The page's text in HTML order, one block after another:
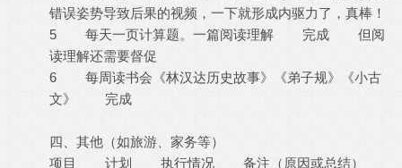
错误姿势导致后果的视频，一下就形成内驱力了，真棒！
5 每天一页计算题。一篇阅读理解 完成 但阅
读理解还需要督促
6 每周读书会《林汉达历史故事》《弟子规》《小古
文》 完成
四、其他（如旅游、家务等）
项目 计划 执行情况 备注（原因或总结）